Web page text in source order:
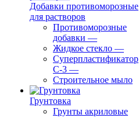
Добавки противоморозные
для растворов
Противоморозные
добавки —
Жидкое стекло —
Суперпластификатор
С-3 —
Строительное мыло
Грунтовка
Грунты акриловые